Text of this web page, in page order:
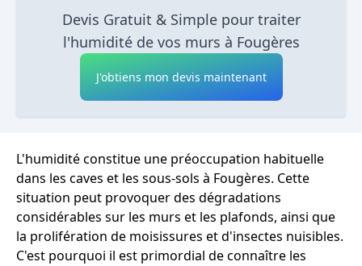
Devis Gratuit & Simple pour traiter
l'humidité de vos murs à Fougères
J'obtiens mon devis maintenant
L'humidité constitue une préoccupation habituelle
dans les caves et les sous-sols à Fougères. Cette
situation peut provoquer des dégradations
considérables sur les murs et les plafonds, ainsi que
la prolifération de moisissures et d'insectes nuisibles.
C'est pourquoi il est primordial de connaître les